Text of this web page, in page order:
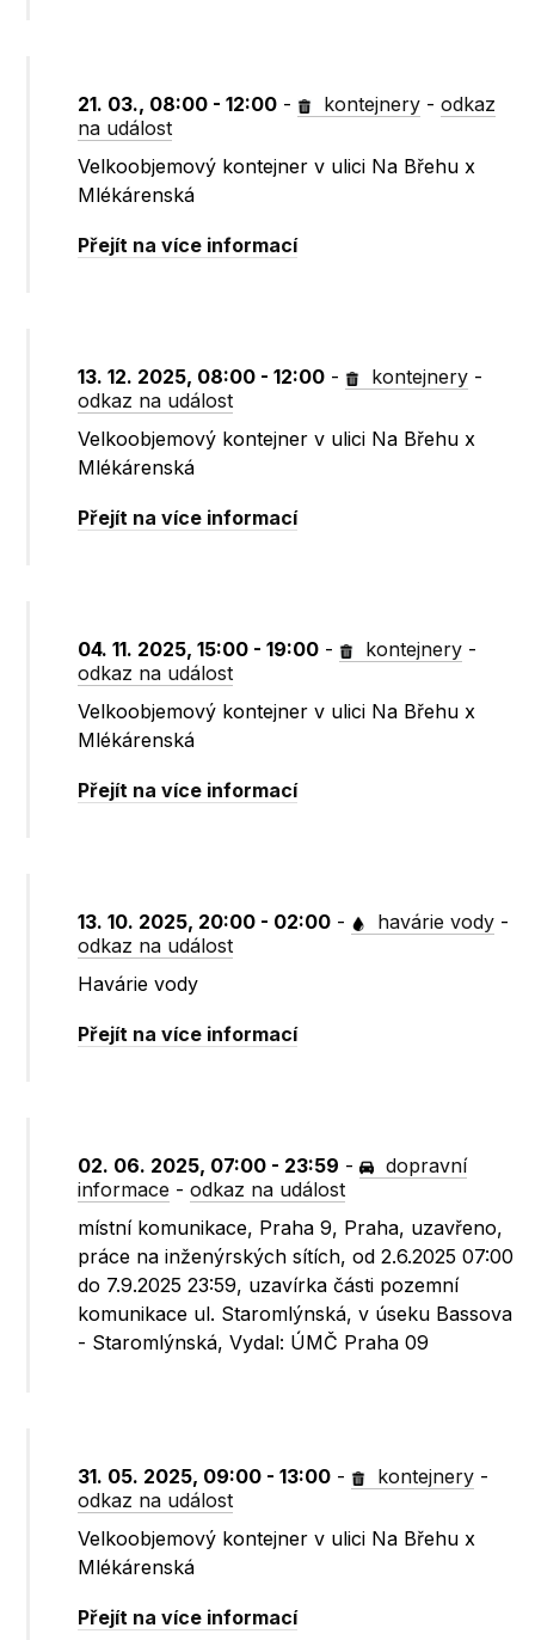
21. 03., 08:00 - 12:00 - kontejnery -odkaz
na událost
Velkoobjemový kontejner v ulici Na Břehu x
Mlékárenská
Přejít na více informací
13. 12. 2025, 08:00 - 12:00 - kontejnery -
odkaz na událost
Velkoobjemový kontejner v ulici Na Břehu x
Mlékárenská
Přejít na více informací
04. 11. 2025, 15:00 - 19:00 - kontejnery -
odkaz na událost
Velkoobjemový kontejner v ulici Na Břehu x
Mlékárenská
Přejít na více informací
13. 10. 2025, 20:00 - 02:00 - havárie vody -
odkaz na událost
Havárie vody
Přejít na více informací
02. 06. 2025, 07:00 - 23:59 -
dopravní
informace -odkaz na událost
místní komunikace, Praha 9, Praha, uzavřeno,
práce na inženýrských sítích, od 2.6.2025 07:00
do 7.9.2025 23:59, uzavírka části pozemní
komunikace ul. Staromlýnská, v úseku Bassova
- Staromlýnská, Vydal: ÚMČ Praha 09
31. 05. 2025, 09:00 - 13:00 - kontejnery -
odkaz na událost
Velkoobjemový kontejner v ulici Na Břehu x
Mlékárenská
Přejít na více informací